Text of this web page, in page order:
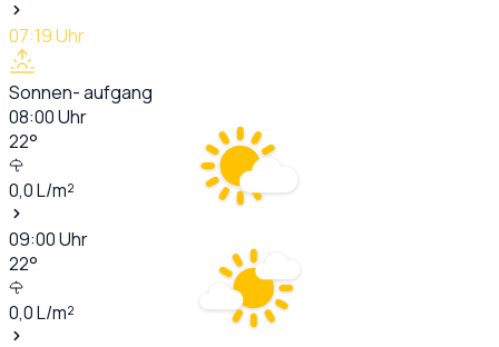
07:19Uhr
Sonnen- aufgang
08:00Uhr
22°
0,0L/m²
09:00Uhr
22°
0,0L/m²